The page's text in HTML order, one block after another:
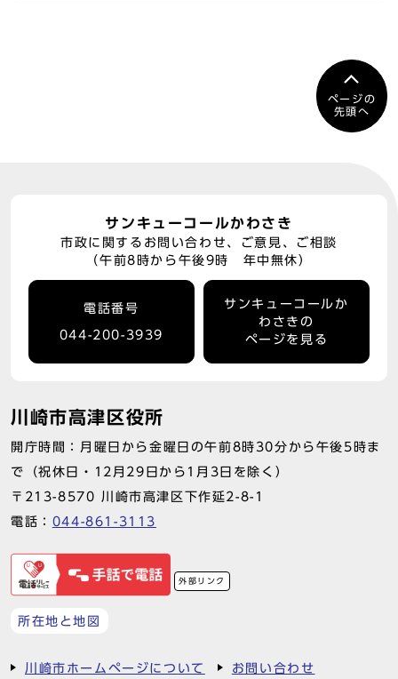
ページの
先頭へ
サンキューコールかわさき
市政に関するお問い合わせ、ご意見、ご相談
（午前8時から午後9時 年中無休）
電話番号
044-200-3939
サンキューコールか
わさきの
ページを見る
川崎市高津区役所
開庁時間：月曜日から金曜日の午前8時30分から午後5時ま
で（祝休日・12月29日から1月3日を除く）
〒213-8570 川崎市高津区下作延2-8-1
電話： 044-861-3113
外部リンク
所在地と地図
川崎市ホームページについて お問い合わせ